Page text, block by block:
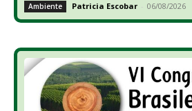
Ambiente Patricia Escobar - 06/08/2026